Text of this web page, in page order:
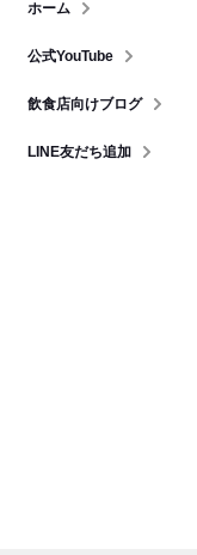
ホーム
公式YouTube
飲食店向けブログ
LINE友だち追加